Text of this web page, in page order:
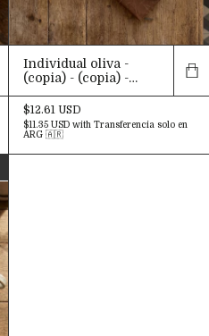
Individual oliva -
(copia) - (copia) -
(copia) - (copia) -
(copia) - (copia) -
(copia) - (copia) -
$12.61 USD
$11.35 USD with Transferencia solo en
ARG 🇦🇷